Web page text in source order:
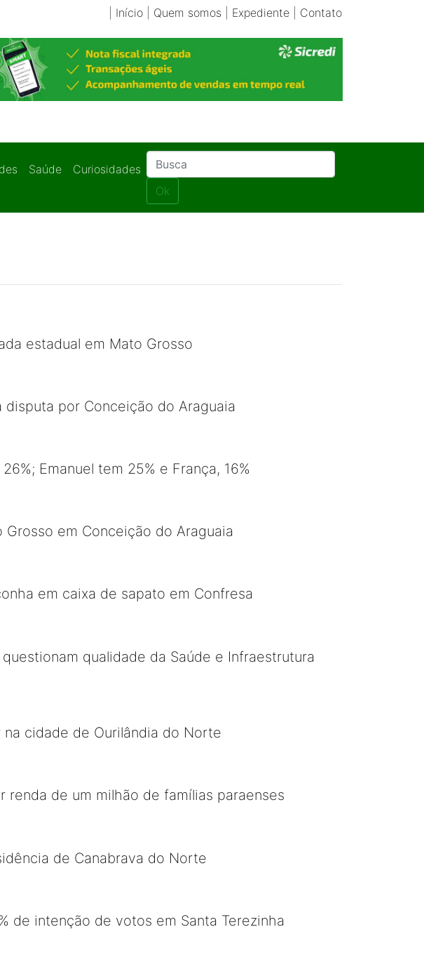
Início| Quem somos Expediente| Contato
Saúde
Curiosidades
Ok
estadual em Mato Grosso
por Conceição do Araguaia
Emanuel tem 25% e França, 16%
em Conceição do Araguaia
em caixa de sapato em Confresa
qualidade da Saúde e Infraestrutura
cidade de Ourilândia do Norte
renda de um milhão de famílias paraenses
de Canabrava do Norte
de intenção de votos em Santa Terezinha